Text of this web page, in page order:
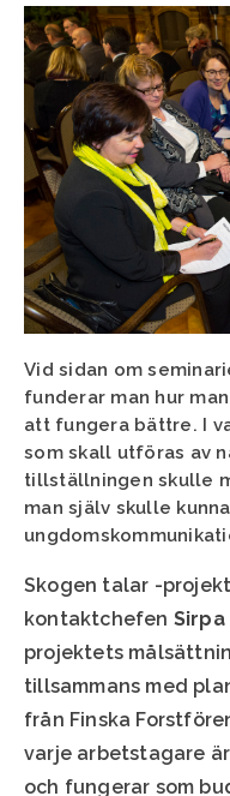
Vid sidan om
funderar man hur
att fungera bättre. I
som skall utföras av
tillställningen skulle
man själv skulle
Skogen talar -
kontaktchefen Sirpa
projektets
tillsammans med
från Finska
varje arbetstagare
och fungerar som